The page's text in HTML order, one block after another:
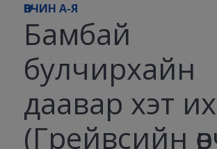
ӨВЧИН A-Я
Бамбай
булчирхайн
даавар хэт
(Грейвсийн